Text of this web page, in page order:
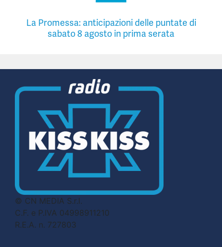
La Promessa: anticipazioni delle puntate di
sabato 8 agosto in prima serata
© CN MEDIA S.r.l.
C.F. e P.IVA 04998911210
R.E.A. n. 727803